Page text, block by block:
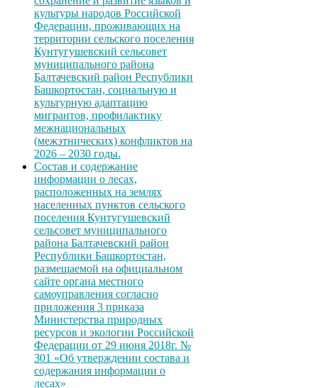
культуры народов Российской
Федерации, проживающих на
территории сельского поселения
Кунтугушевский сельсовет
муниципального района
Балтачевский район Республики
Башкортостан, социальную и
культурную адаптацию
мигрантов, профилактику
межнациональных
(межэтнических) конфликтов на
2026 – 2030 годы.
Состав и содержание
информации о лесах,
расположенных на землях
населенных пунктов сельского
поселения Кунтугушевский
сельсовет муниципального
района Балтачевский район
Республики Башкортостан,
размещаемой на официальном
сайте органа местного
самоуправления согласно
приложения 3 приказа
Министерства природных
ресурсов и экологии Российской
Федерации от 29 июня 2018г. №
301 «Об утверждении состава и
содержания информации о
лесах»